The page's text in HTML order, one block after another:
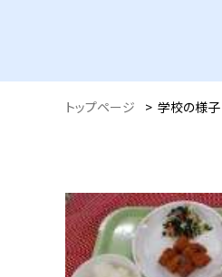
トップページ > 学校の様子